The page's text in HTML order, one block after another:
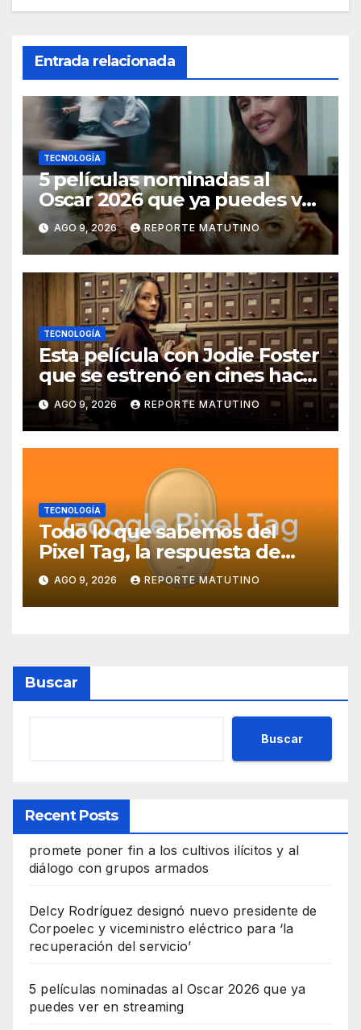
Entrada relacionada
TECNOLOGÍA
5 películas nominadas al
Oscar 2026 que ya puedes ver
en streaming
AGO 9, 2026 REPORTE MATUTINO
TECNOLOGÍA
Esta película con Jodie Foster
que se estrenó en cines hace
poco ya está en Movistar+
AGO 9, 2026 REPORTE MATUTINO
TECNOLOGÍA
Todo lo que sabemos del
Pixel Tag, la respuesta de
Google a los AirTag:
características, precio y más
AGO 9, 2026 REPORTE MATUTINO
Buscar
Buscar
Recent Posts
promete poner fin a los cultivos ilícitos y al
diálogo con grupos armados
Delcy Rodríguez designó nuevo presidente de
Corpoelec y viceministro eléctrico para ‘la
recuperación del servicio’
5 películas nominadas al Oscar 2026 que ya
puedes ver en streaming